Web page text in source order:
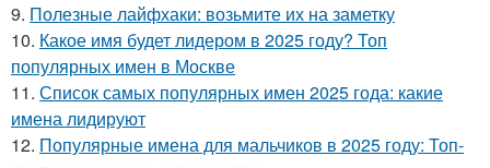
9. Полезные лайфхаки: возьмите их на заметку
10. Какое имя будет лидером в 2025 году? Топ
популярных имен в Москве
11. Список самых популярных имен 2025 года: какие
имена лидируют
12. Популярные имена для мальчиков в 2025 году: Топ-